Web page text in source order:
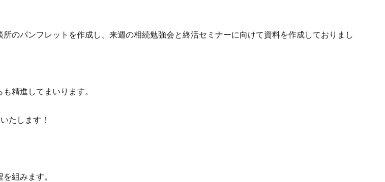
のパンフレットを作成し、来週の相続勉強会と終活セミナーに向けて資料を作成しておりまし
精進してまいります。
たします！
組みます。